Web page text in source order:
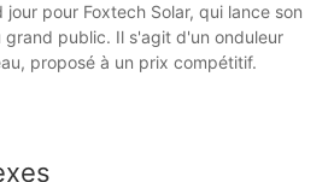
pour Foxtech Solar, qui lance son
public. Il s'agit d'un onduleur
proposé à un prix compétitif.